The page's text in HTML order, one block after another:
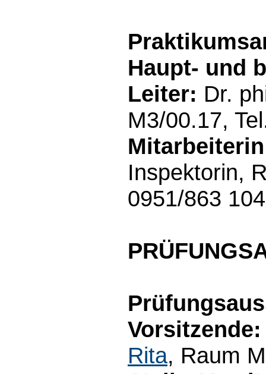
Haupt- und
Leiter: Dr.
M3/00.17,
Inspektorin,
0951/863
Vorsitzende:
Rita, Raum